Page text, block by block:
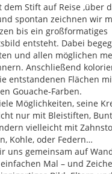
Stift auf Reise ‚über
spontan zeichnen wir
bis ein großformatiges
entsteht. Dabei
und allen möglichen
Anschließend
entstandenen Flächen
Gouache-Farben.
Möglichkeiten, seine
nur mit Bleistiften,
vielleicht mit
Kohle, oder Federn…
uns gemeinsam auf
Mal – und